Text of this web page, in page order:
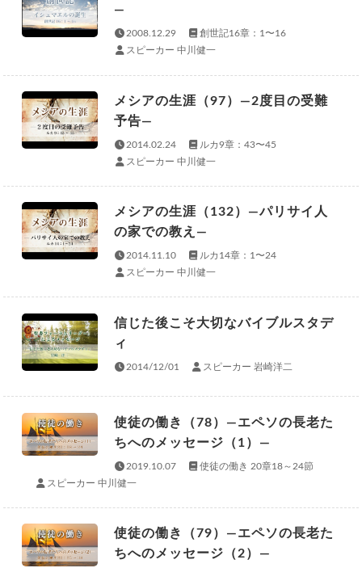
—
2008.12.29
創世記16章：1〜16
スピーカー 中川健一
メシアの生涯（97）—2度目の受難
予告—
2014.02.24
ルカ9章：43〜45
スピーカー 中川健一
メシアの生涯（132）—パリサイ人
の家での教え—
2014.11.10
ルカ14章：1〜24
スピーカー 中川健一
信じた後こそ大切なバイブルスタデ
ィ
2014/12/01 スピーカー 岩崎洋二
使徒の働き（78）―エペソの長老た
ちへのメッセージ（1）―
2019.10.07
使徒の働き 20章18～24節
スピーカー 中川健一
使徒の働き（79）―エペソの長老た
ちへのメッセージ（2）―